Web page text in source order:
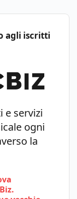
agli iscritti
e servizi
ogni
la